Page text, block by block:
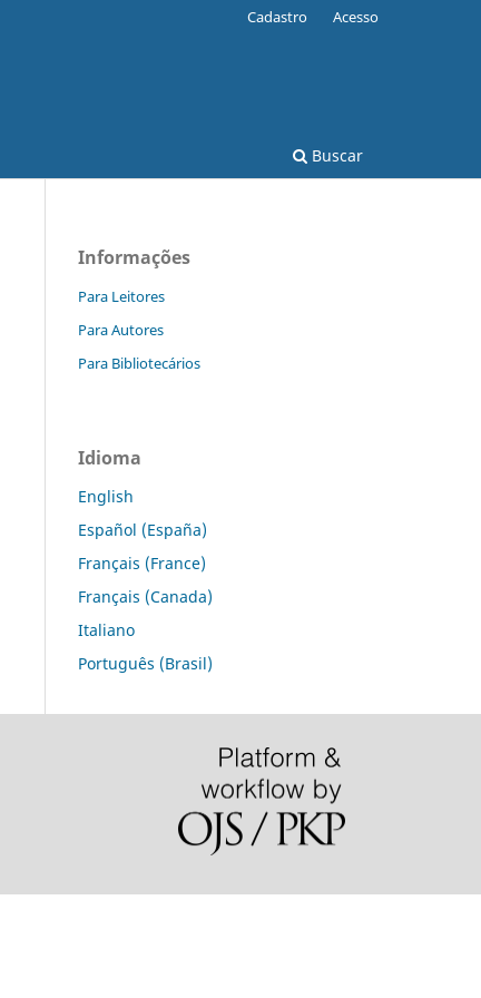
Buscar
Cadastro Acesso
Informações
Para Leitores
Para Autores
Para Bibliotecários
Idioma
English
Español (España)
Français (France)
Français (Canada)
Italiano
Português (Brasil)